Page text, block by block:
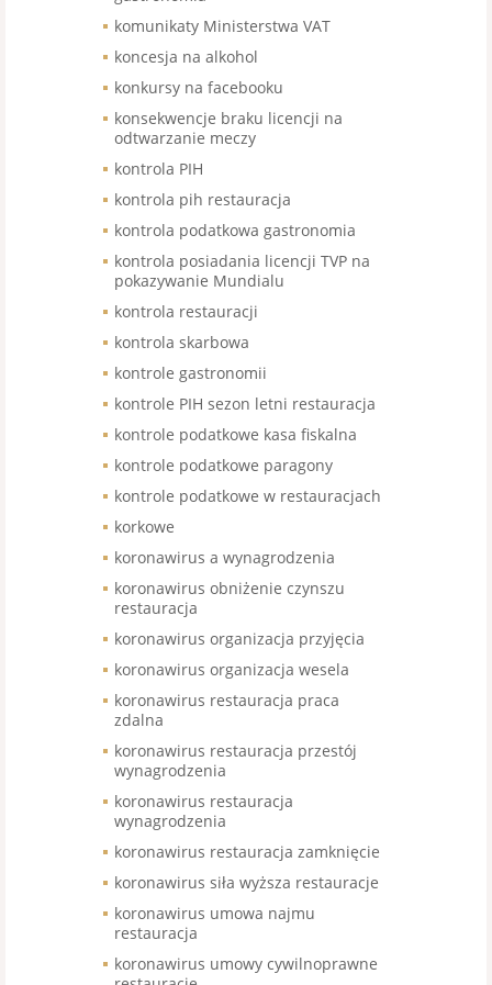
komunikaty Ministerstwa VAT
koncesja na alkohol
konkursy na facebooku
konsekwencje braku licencji na
odtwarzanie meczy
kontrola PIH
kontrola pih restauracja
kontrola podatkowa gastronomia
kontrola posiadania licencji TVP na
pokazywanie Mundialu
kontrola restauracji
kontrola skarbowa
kontrole gastronomii
kontrole PIH sezon letni restauracja
kontrole podatkowe kasa fiskalna
kontrole podatkowe paragony
kontrole podatkowe w restauracjach
korkowe
koronawirus a wynagrodzenia
koronawirus obniżenie czynszu
restauracja
koronawirus organizacja przyjęcia
koronawirus organizacja wesela
koronawirus restauracja praca
zdalna
koronawirus restauracja przestój
wynagrodzenia
koronawirus restauracja
wynagrodzenia
koronawirus restauracja zamknięcie
koronawirus siła wyższa restauracje
koronawirus umowa najmu
restauracja
koronawirus umowy cywilnoprawne